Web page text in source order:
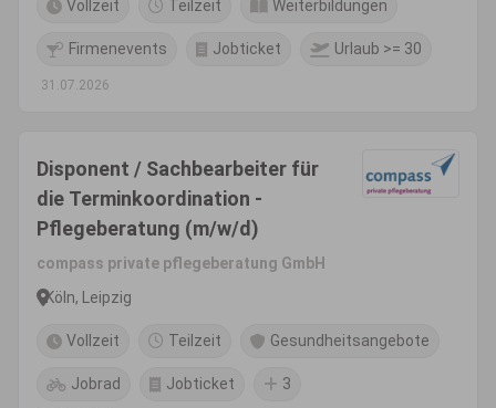
Vollzeit Teilzeit Weiterbildungen
Firmenevents Jobticket Urlaub >= 30
31.07.2026
Disponent / Sachbearbeiter für
die Terminkoordination -
Pflegeberatung (m/w/d)
compass private pflegeberatung GmbH
Köln, Leipzig
Vollzeit Teilzeit Gesundheitsangebote
Jobrad Jobticket 3